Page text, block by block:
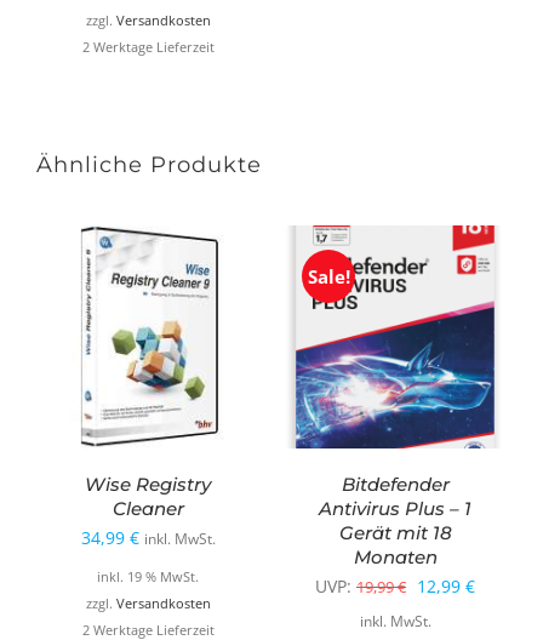
zzgl. Versandkosten
2 Werktage Lieferzeit
Ähnliche Produkte
Wise Registry
Cleaner
34,99 € inkl. MwSt.
inkl. 19 % MwSt.
zzgl. Versandkosten
2 Werktage Lieferzeit
Sale!
Bitdefender
Antivirus Plus – 1
Gerät mit 18
Monaten
UVP: 19,99€ Ursprünglicher
Preis
12,99 €
inkl. MwSt.